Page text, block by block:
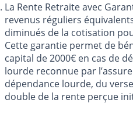
La Rente Retraite avec
revenus réguliers
diminués de la cotisation
Cette garantie permet de
capital de 2000€ en cas de
lourde reconnue par
dépendance lourde, du
double de la rente perçue